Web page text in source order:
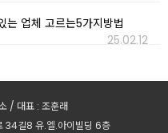
는 업체 고르는5가지방법
25.02.12
/ 대표 : 조훈래
34길8 유.엘.아이빌딩 6층